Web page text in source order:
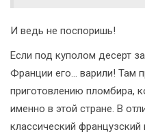
И ведь не поспоришь!
Если под куполом десерт
Франции его… варили! Там
приготовлению пломбира,
именно в этой стране. В
классический